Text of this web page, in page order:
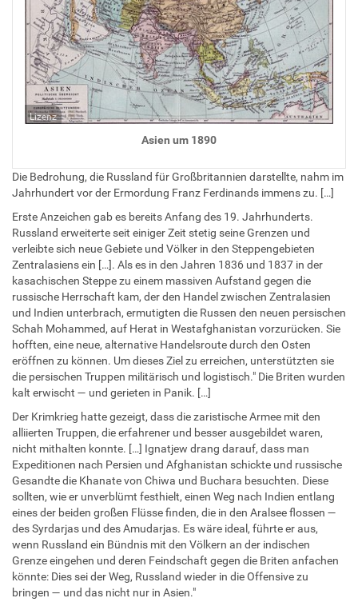
Lizenz
Asien um 1890
Die Bedrohung, die Russland für Großbritannien darstellte, nahm im
Jahrhundert vor der Ermordung Franz Ferdinands immens zu. […]
Erste Anzeichen gab es bereits Anfang des 19. Jahrhunderts.
Russland erweiterte seit einiger Zeit stetig seine Grenzen und
verleibte sich neue Gebiete und Völker in den Steppengebieten
Zentralasiens ein […]. Als es in den Jahren 1836 und 1837 in der
kasachischen Steppe zu einem massiven Aufstand gegen die
russische Herrschaft kam, der den Handel zwischen Zentralasien
und Indien unterbrach, ermutigten die Russen den neuen persischen
Schah Mohammed, auf Herat in Westafghanistan vorzurücken. Sie
hofften, eine neue, alternative Handelsroute durch den Osten
eröffnen zu können. Um dieses Ziel zu erreichen, unterstützten sie
die persischen Truppen militärisch und logistisch." Die Briten wurden
kalt erwischt — und gerieten in Panik. […]
Der Krimkrieg hatte gezeigt, dass die zaristische Armee mit den
alliierten Truppen, die erfahrener und besser ausgebildet waren,
nicht mithalten konnte. […] Ignatjew drang darauf, dass man
Expeditionen nach Persien und Afghanistan schickte und russische
Gesandte die Khanate von Chiwa und Buchara besuchten. Diese
sollten, wie er unverblümt festhielt, einen Weg nach Indien entlang
eines der beiden großen Flüsse finden, die in den Aralsee flossen —
des Syrdarjas und des Amudarjas. Es wäre ideal, führte er aus,
wenn Russland ein Bündnis mit den Völkern an der indischen
Grenze eingehen und deren Feindschaft gegen die Briten anfachen
könnte: Dies sei der Weg, Russland wieder in die Offensive zu
bringen — und das nicht nur in Asien."